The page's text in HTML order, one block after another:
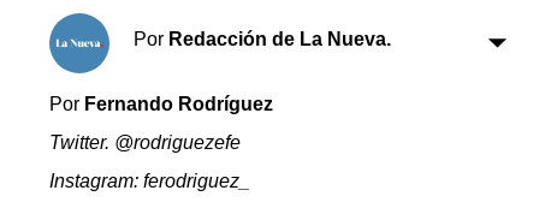
Servicios
Transportes
Datos Útiles
Por Redacción de La Nueva.
Por Fernando Rodríguez
Twitter. @rodriguezefe
Instagram: ferodriguez_